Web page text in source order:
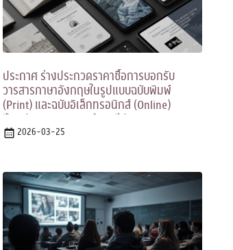
ประกาศ ร่างประกวดราคาซื้อการบอกรับ
วารสารภาษาอังกฤษในรูปแบบฉบับพิมพ์
(Print) และฉบับอิเล็กทรอนิกส์ (Online)
ปีงบประมาณ 2569 ด้วยวิธีประกวดราคา
อิเล็กทรอนิกส์ (e-bidding)
2026-03-25